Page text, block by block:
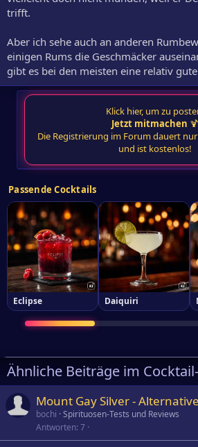
trifft.
Aber ich sehe auch an anderen
einigen Rums die Geschmäcker
gibt es bei den meisten eine relativ
Klick hier, um zu
Jetzt mitmachen 🍹
Die Registrierung im Forum dauert
und ist kostenlos!
Passende Cocktails
Eclipse Daiquiri
Ähnliche Beiträge im
Mount Gay Silver - Alternative
bochi Spirituosen-Tests und Reviews
Antworten 7